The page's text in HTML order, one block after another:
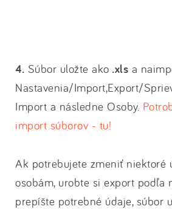
4. Súbor uložte ako .xls a
Nastavenia/Import,Export/
Import a následne Osoby.
import súborov - tu!
Ak potrebujete zmeniť niektoré
osobám, urobte si export podľa
prepíšte potrebné údaje, súbor